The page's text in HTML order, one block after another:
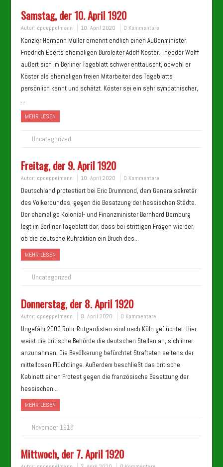
Samstag, der 10. April 1920
Autor: cpoeppelmann 10. April 2020 0 Kommentare
Kanzler Hermann Müller ernennt endlich einen Außenminister,
Friedrich Eberts ehemaligen Büroleiter Adolf Köster. Theodor Wolff
äußert sich im Berliner Tageblatt schwer enttäuscht, obwohl er
Köster als ehemaligen freien Mitarbeiter des Tageblatts
persönlich kennt und schätzt. Köster sei ein sehr sympathischer,
…
MEHR LESEN
Uncategorized
Freitag, der 9. April 1920
Autor: cpoeppelmann 10. April 2020 0 Kommentare
Deutschland protestiert bei Eric Drummond, dem Generalsekretär
des Völkerbundes, gegen die Besatzung der hessischen Städte.
Der ehemalige Kolonial- und Finanzminister Bernhard Dernburg
legt im Berliner Tageblatt dar, dass bei strittigen Fragen wie der,
ob die deutsche Ruhraktion ein Bruch des…
MEHR LESEN
Uncategorized
Donnerstag, der 8. April 1920
Autor: cpoeppelmann 8. April 2020 0 Kommentare
Ungefähr 2000 Ruhr-Rotgardisten sind nach Köln geflüchtet. Hier
weist die britische Behörde die deutschen Stellen an, sich ihrer
anzunahmen. Die Bevölkerung befürchtet Straftaten seitens der
mittellosen Flüchtlinge. Außerdem beschließt das britische
Kabinett einen Protest gegen die französische Besetzung der
hessischen…
MEHR LESEN
November 1918
Mittwoch, der 7. April 1920